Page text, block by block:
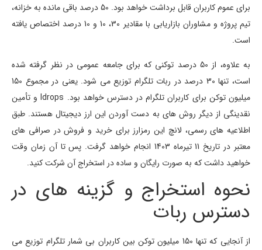
برای عموم کاربران قابل برداشت خواهد بود. 50 درصد باقی مانده به خزانه،
تیم پروژه و مشاوران بازاریابی با مقادیر 30، 10 و 10 درصد اختصاص یافته
است.
به علاوه، از 50 درصد توکنی که برای جامعه عمومی در نظر گرفته شده
است، تنها 30 درصد در ربات تلگرام توزیع می شود. یعنی در مجموع 150
میلیون توکن برای کاربران تلگرام در دسترس خواهد بود. Idrops و تأمین
نقدینگی از دیگر روش های به دست آوردن این ارز دیجیتال هستند. طبق
اطلاعیه های رسمی، لانچ این رمزارز برای خرید و فروش در صرافی های
معتبر در تاریخ 11 تیرماه 1403 انجام خواهد گرفت. پس تا آن زمان وقت
خواهید داشت که به صورت رایگان و ساده در استخراج آن شرکت کنید.
نحوه استخراج و گزینه های در
دسترس ربات
از آنجایی که تنها 150 میلیون توکن بین کاربران بی شمار تلگرام توزیع می